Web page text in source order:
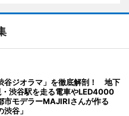
谷ジオラマ」を徹底解剖！ 地下
渋谷駅を走る電車やLED4000
モデラーMAJIRIさんが作る
渋谷」